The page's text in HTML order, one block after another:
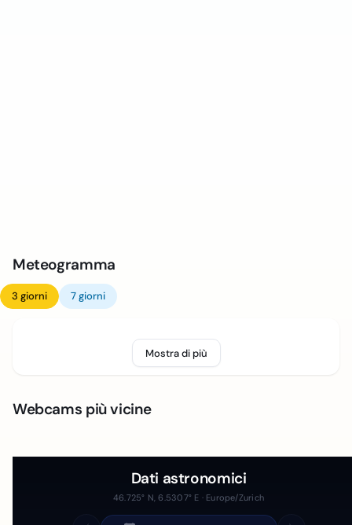
Meteogramma
3 giorni 7 giorni
Mostra di più
Webcams più vicine
Dati astronomici
46.725° N, 6.5307° E · Europe/Zurich